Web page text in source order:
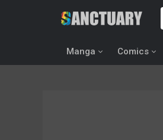
Manga Comics